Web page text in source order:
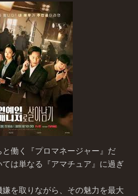
働く『プロマネージャー』だ
は単なる『アマチュア』に過ぎ
を取りながら、その魅力を最大